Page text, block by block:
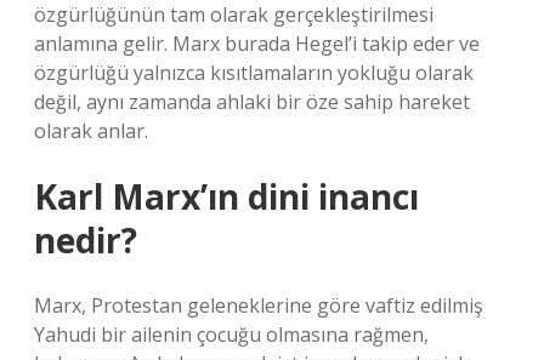
özgürlüğünün tam olarak gerçekleştirilmesi
anlamına gelir. Marx burada Hegel’i takip eder ve
özgürlüğü yalnızca kısıtlamaların yokluğu olarak
değil, aynı zamanda ahlaki bir öze sahip hareket
olarak anlar.
Karl Marx’ın dini inancı
nedir?
Marx, Protestan geleneklerine göre vaftiz edilmiş
Yahudi bir ailenin çocuğu olmasına rağmen,